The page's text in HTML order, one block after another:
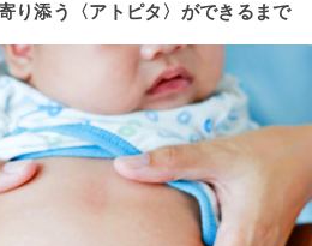
り添う〈アトピタ〉ができるまで